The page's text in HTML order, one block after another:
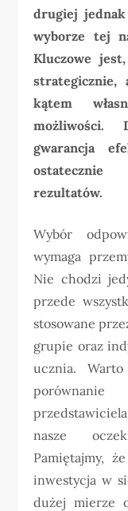
drugiej
wyborze tej
Kluczowe
strategicznie,
kątem
możliwości.
gwarancja
ostatecznie
rezultatów.
Wybór
wymaga
Nie chodzi
przede
stosowane
grupie oraz
ucznia.
nasze
Pamiętajmy,
inwestycja w
dużej mierze